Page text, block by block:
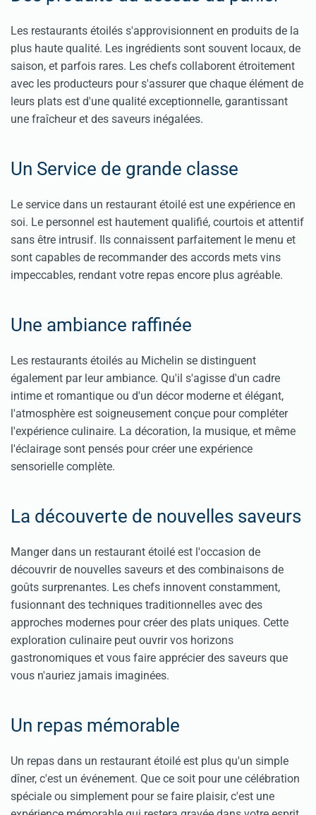
Les restaurants étoilés s'approvisionnent en produits de la
plus haute qualité. Les ingrédients sont souvent locaux, de
saison, et parfois rares. Les chefs collaborent étroitement
avec les producteurs pour s'assurer que chaque élément de
leurs plats est d'une qualité exceptionnelle, garantissant
une fraîcheur et des saveurs inégalées.
Un Service de grande classe
Le service dans un restaurant étoilé est une expérience en
soi. Le personnel est hautement qualifié, courtois et attentif
sans être intrusif. Ils connaissent parfaitement le menu et
sont capables de recommander des accords mets vins
impeccables, rendant votre repas encore plus agréable.
Une ambiance raffinée
Les restaurants étoilés au Michelin se distinguent
également par leur ambiance. Qu'il s'agisse d'un cadre
intime et romantique ou d'un décor moderne et élégant,
l'atmosphère est soigneusement conçue pour compléter
l'expérience culinaire. La décoration, la musique, et même
l'éclairage sont pensés pour créer une expérience
sensorielle complète.
La découverte de nouvelles saveurs
Manger dans un restaurant étoilé est l'occasion de
découvrir de nouvelles saveurs et des combinaisons de
goûts surprenantes. Les chefs innovent constamment,
fusionnant des techniques traditionnelles avec des
approches modernes pour créer des plats uniques. Cette
exploration culinaire peut ouvrir vos horizons
gastronomiques et vous faire apprécier des saveurs que
vous n'auriez jamais imaginées.
Un repas mémorable
Un repas dans un restaurant étoilé est plus qu'un simple
dîner, c'est un événement. Que ce soit pour une célébration
spéciale ou simplement pour se faire plaisir, c'est une